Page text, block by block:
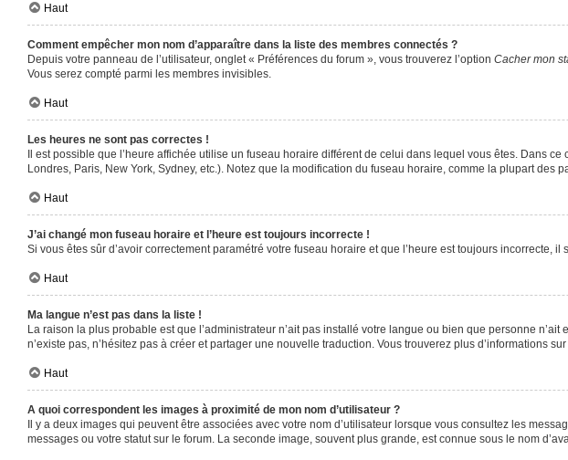
Haut
Comment empêcher mon nom d’apparaître dans la liste des membres connectés ?
Depuis votre panneau de l’utilisateur, onglet « Préférences du forum », vous trouverez l’option Cacher mon
Vous serez compté parmi les membres invisibles.
Haut
Les heures ne sont pas correctes !
Il est possible que l’heure affichée utilise un fuseau horaire différent de celui dans lequel vous êtes. Dans ce
Londres, Paris, New York, Sydney, etc.). Notez que la modification du fuseau horaire, comme la plupart des
Haut
J’ai changé mon fuseau horaire et l’heure est toujours incorrecte !
Si vous êtes sûr d’avoir correctement paramétré votre fuseau horaire et que l’heure est toujours incorrecte,
Haut
Ma langue n’est pas dans la liste !
La raison la plus probable est que l’administrateur n’ait pas installé votre langue ou bien que personne
n’existe pas, n’hésitez pas à créer et partager une nouvelle traduction. Vous trouverez plus d’informations
Haut
A quoi correspondent les images à proximité de mon nom d’utilisateur ?
Il y a deux images qui peuvent être associées avec votre nom d’utilisateur lorsque vous consultez les
messages ou votre statut sur le forum. La seconde image, souvent plus grande, est connue sous le nom